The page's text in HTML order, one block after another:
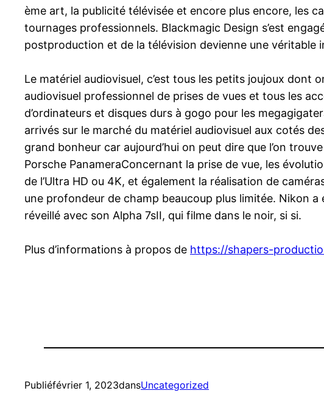
ème art, la publicité télévisée et encore plus encore, les
tournages professionnels. Blackmagic Design s’est
postproduction et de la télévision devienne une véritable
Le matériel audiovisuel, c’est tous les petits joujoux
audiovisuel professionnel de prises de vues et tous les
d’ordinateurs et disques durs à gogo pour les
arrivés sur le marché du matériel audiovisuel aux cotés
grand bonheur car aujourd’hui on peut dire que l’on
Porsche PanameraConcernant la prise de vue, les
de l’Ultra HD ou 4K, et également la réalisation de
une profondeur de champ beaucoup plus limitée. Nikon
réveillé avec son Alpha 7sII, qui filme dans le noir, si si.
Plus d’informations à propos de https://shapers-
Publiéfévrier 1, 2023dansUncategorized